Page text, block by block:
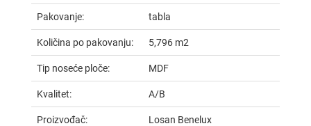
Pakovanje: tabla
Količina po pakovanju: 5,796 m2
Tip noseće ploče: MDF
Kvalitet: A/B
Proizvođač: Losan Benelux